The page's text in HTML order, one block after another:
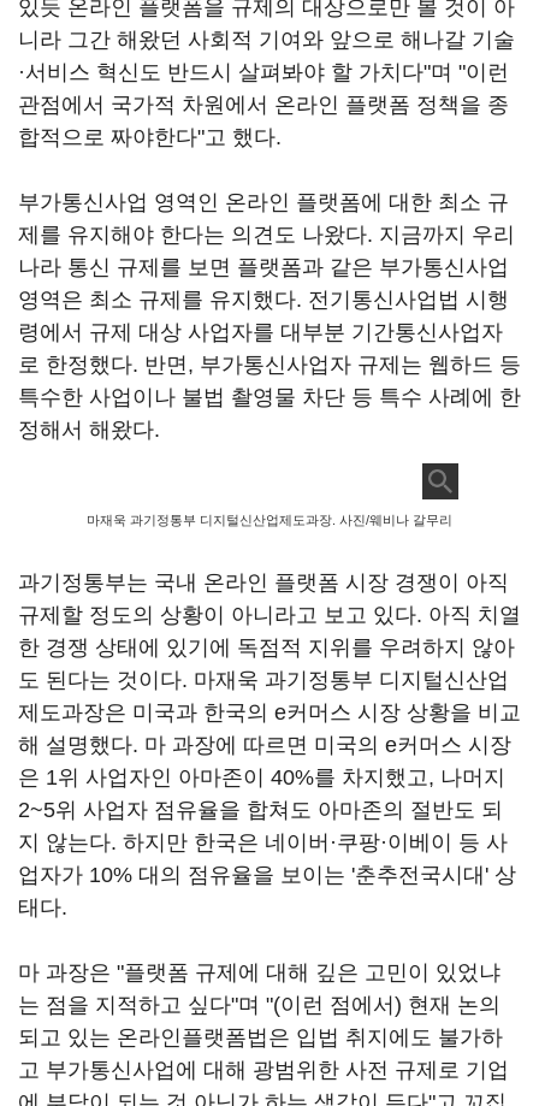
있듯 온라인 플랫폼을 규제의 대상으로만 볼 것이 아
니라 그간 해왔던 사회적 기여와 앞으로 해나갈 기술
·서비스 혁신도 반드시 살펴봐야 할 가치다"며 "이런
관점에서 국가적 차원에서 온라인 플랫폼 정책을 종
합적으로 짜야한다"고 했다.
부가통신사업 영역인 온라인 플랫폼에 대한 최소 규
제를 유지해야 한다는 의견도 나왔다. 지금까지 우리
나라 통신 규제를 보면 플랫폼과 같은 부가통신사업
영역은 최소 규제를 유지했다. 전기통신사업법 시행
령에서 규제 대상 사업자를 대부분 기간통신사업자
로 한정했다. 반면, 부가통신사업자 규제는 웹하드 등
특수한 사업이나 불법 촬영물 차단 등 특수 사례에 한
정해서 해왔다.
마재욱 과기정통부 디지털신산업제도과장. 사진/웨비나 갈무리
과기정통부는 국내 온라인 플랫폼 시장 경쟁이 아직
규제할 정도의 상황이 아니라고 보고 있다. 아직 치열
한 경쟁 상태에 있기에 독점적 지위를 우려하지 않아
도 된다는 것이다. 마재욱 과기정통부 디지털신산업
제도과장은 미국과 한국의 e커머스 시장 상황을 비교
해 설명했다. 마 과장에 따르면 미국의 e커머스 시장
은 1위 사업자인 아마존이 40%를 차지했고, 나머지
2~5위 사업자 점유율을 합쳐도 아마존의 절반도 되
지 않는다. 하지만 한국은 네이버·쿠팡·이베이 등 사
업자가 10% 대의 점유율을 보이는 '춘추전국시대' 상
태다.
마 과장은 "플랫폼 규제에 대해 깊은 고민이 있었냐
는 점을 지적하고 싶다"며 "(이런 점에서) 현재 논의
되고 있는 온라인플랫폼법은 입법 취지에도 불가하
고 부가통신사업에 대해 광범위한 사전 규제로 기업